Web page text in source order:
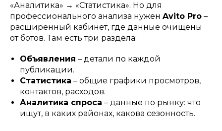
«Аналитика» → «Статистика». Но для
профессионального анализа нужен Avito Pro –
расширенный кабинет, где данные очищены
от ботов. Там есть три раздела:
Объявления – детали по каждой
публикации.
Статистика – общие графики просмотров,
контактов, расходов.
Аналитика спроса – данные по рынку: что
ищут, в каких районах, какова сезонность.